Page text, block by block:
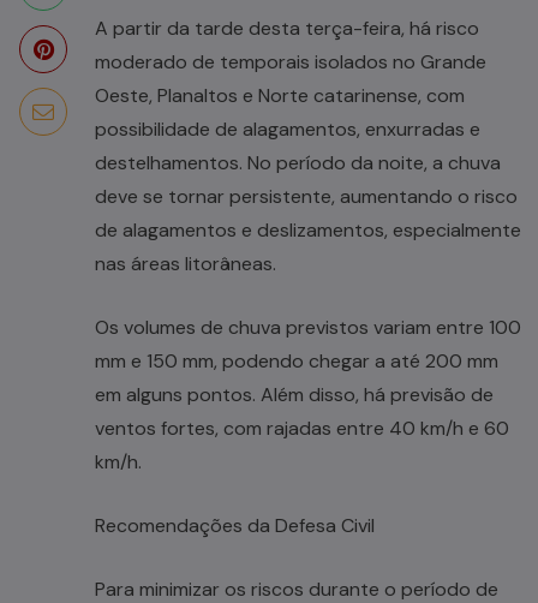
A partir da tarde desta terça-feira, há risco
moderado de temporais isolados no Grande
Oeste, Planaltos e Norte catarinense, com
possibilidade de alagamentos, enxurradas e
destelhamentos. No período da noite, a chuva
deve se tornar persistente, aumentando o risco
de alagamentos e deslizamentos, especialmente
nas áreas litorâneas.
Os volumes de chuva previstos variam entre 100
mm e 150 mm, podendo chegar a até 200 mm
em alguns pontos. Além disso, há previsão de
ventos fortes, com rajadas entre 40 km/h e 60
km/h.
Recomendações da Defesa Civil
Para minimizar os riscos durante o período de